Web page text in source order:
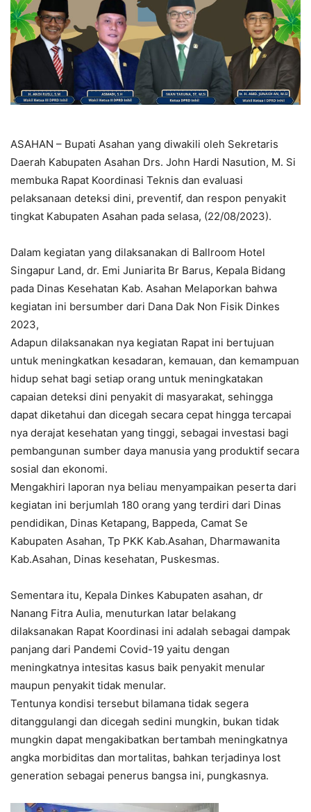
ASAHAN – Bupati Asahan yang diwakili oleh Sekretaris
Daerah Kabupaten Asahan Drs. John Hardi Nasution, M. Si
membuka Rapat Koordinasi Teknis dan evaluasi
pelaksanaan deteksi dini, preventif, dan respon penyakit
tingkat Kabupaten Asahan pada selasa, (22/08/2023).
Dalam kegiatan yang dilaksanakan di Ballroom Hotel
Singapur Land, dr. Emi Juniarita Br Barus, Kepala Bidang
pada Dinas Kesehatan Kab. Asahan Melaporkan bahwa
kegiatan ini bersumber dari Dana Dak Non Fisik Dinkes
2023,
Adapun dilaksanakan nya kegiatan Rapat ini bertujuan
untuk meningkatkan kesadaran, kemauan, dan kemampuan
hidup sehat bagi setiap orang untuk meningkatakan
capaian deteksi dini penyakit di masyarakat, sehingga
dapat diketahui dan dicegah secara cepat hingga tercapai
nya derajat kesehatan yang tinggi, sebagai investasi bagi
pembangunan sumber daya manusia yang produktif secara
sosial dan ekonomi.
Mengakhiri laporan nya beliau menyampaikan peserta dari
kegiatan ini berjumlah 180 orang yang terdiri dari Dinas
pendidikan, Dinas Ketapang, Bappeda, Camat Se
Kabupaten Asahan, Tp PKK Kab.Asahan, Dharmawanita
Kab.Asahan, Dinas kesehatan, Puskesmas.
Sementara itu, Kepala Dinkes Kabupaten asahan, dr
Nanang Fitra Aulia, menuturkan latar belakang
dilaksanakan Rapat Koordinasi ini adalah sebagai dampak
panjang dari Pandemi Covid-19 yaitu dengan
meningkatnya intesitas kasus baik penyakit menular
maupun penyakit tidak menular.
Tentunya kondisi tersebut bilamana tidak segera
ditanggulangi dan dicegah sedini mungkin, bukan tidak
mungkin dapat mengakibatkan bertambah meningkatnya
angka morbiditas dan mortalitas, bahkan terjadinya lost
generation sebagai penerus bangsa ini, pungkasnya.